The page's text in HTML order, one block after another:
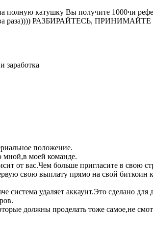
катушку Вы получите 1000чи
два раза)))) РАЗБИРАЙТЕСЬ,
заработка
положение.
мной,в моей команде.
от вас.Чем больше пригласите в свою
свою выплату прямо на свой биткоин
система удаляет аккаунт.Это сделано
должны проделать тоже самое,не